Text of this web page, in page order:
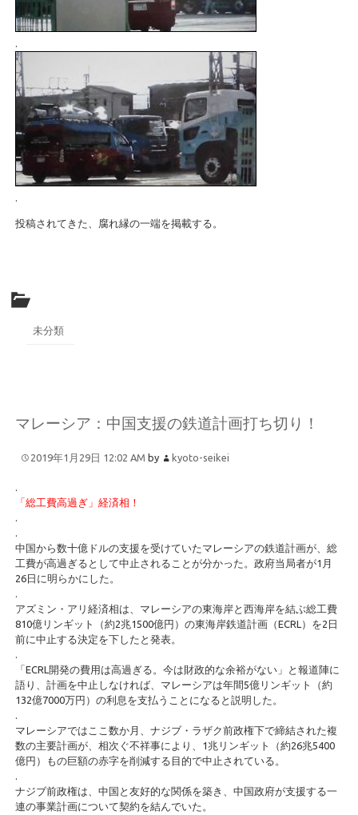
.
.
投稿されてきた、腐れ縁の一端を掲載する。
未分類
マレーシア：中国支援の鉄道計画打ち切り！
2019年1月29日 12:02 AM by kyoto-seikei
.
「総工費高過ぎ」経済相！
.
.
中国から数十億ドルの支援を受けていたマレーシアの鉄道計画が、総
工費が高過ぎるとして中止されることが分かった。政府当局者が1月
26日に明らかにした。
.
アズミン・アリ経済相は、マレーシアの東海岸と西海岸を結ぶ総工費
810億リンギット（約2兆1500億円）の東海岸鉄道計画（ECRL）を2日
前に中止する決定を下したと発表。
.
「ECRL開発の費用は高過ぎる。今は財政的な余裕がない」と報道陣に
語り、計画を中止しなければ、マレーシアは年間5億リンギット（約
132億7000万円）の利息を支払うことになると説明した。
.
マレーシアではここ数か月、ナジブ・ラザク前政権下で締結された複
数の主要計画が、相次ぐ不祥事により、1兆リンギット（約26兆5400
億円）もの巨額の赤字を削減する目的で中止されている。
.
ナジブ前政権は、中国と友好的な関係を築き、中国政府が支援する一
連の事業計画について契約を結んでいた。